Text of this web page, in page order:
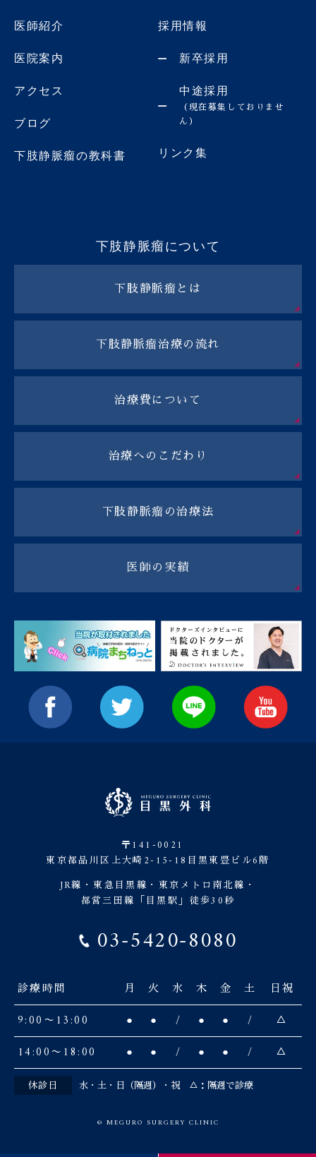
医師紹介
医院案内
アクセス
ブログ
下肢静脈瘤の教科書
採用情報
新卒採用
中途採用
（現在募集しておりませ
ん）
リンク集
下肢静脈瘤について
下肢静脈瘤とは
下肢静脈瘤治療の流れ
治療費について
治療へのこだわり
下肢静脈瘤の治療法
医師の実績
〒141-0021
東京都品川区上大崎2-15-18目黒東豊ビル6階
JR線・東急目黒線・東京メトロ南北線・
都営三田線「目黒駅」徒歩30秒
03-5420-8080
診療時間 月 火 水 木 金 土
日祝
9:00〜13:00
● ● / ● ● /
△
14:00〜18:00
● ● / ● ● / △
休診日 水・土・日（隔週）・祝 △：隔週で診療
© MEGURO SURGERY CLINIC